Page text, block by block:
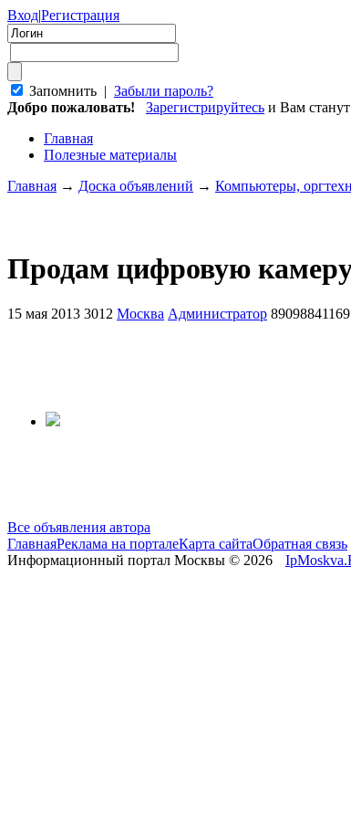
Вход|Регистрация
Запомнить | Забыли пароль?
Добро пожаловать!
Зарегистрируйтесь и Вам
Главная
Полезные материалы
Главная → Доска объявлений → Компьютеры,
Продам цифровую
15 мая 2013 3012 Москва Администратор 89098841169
Все объявления автора
ГлавнаяРеклама на порталеКарта сайтаОбратная связь
Информационный портал Москвы © 2026